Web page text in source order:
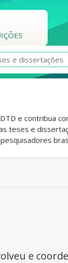
e contribua
teses e
e